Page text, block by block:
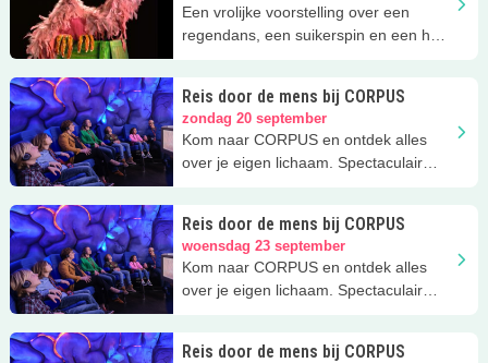
Een vrolijke voorstelling over een
regendans, een suikerspin en een hak-
Reis door de mens bij CORPUS
zondag 20 september
Kom naar CORPUS en ontdek alles
over je eigen lichaam. Spectaculair
Reis door de mens bij CORPUS
woensdag 23 september
Kom naar CORPUS en ontdek alles
over je eigen lichaam. Spectaculair
Reis door de mens bij CORPUS